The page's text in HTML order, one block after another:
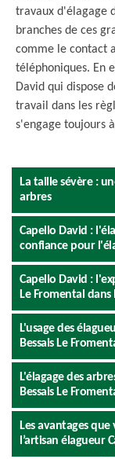
travaux d'élagage
branches de ces
comme le contact
téléphoniques. En
David qui dispose
travail dans les
s'engage toujours
La taille sévère :
arbres
Capello David :
confiance pour
Capello David :
Le Fromental dans
L'usage des
Bessais Le
L'élagage des
Bessais Le
Les avantages
l’artisan élagueur